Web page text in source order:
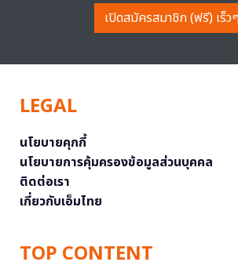
เปิดสมัครสมาชิก (ฟรี) เร็ว
LEGAL
นโยบายคุกกี้
นโยบายการคุ้มครองข้อมูลส่วนบุคคล
ติดต่อเรา
เกี่ยวกับเอ็มไทย
TOP CONTENT